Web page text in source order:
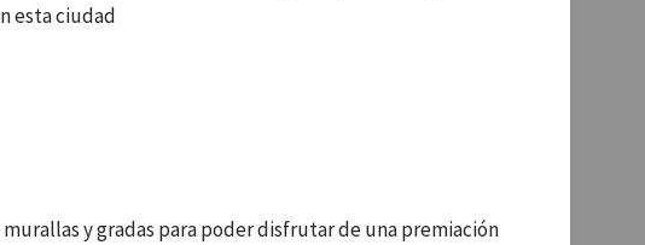
esta ciudad
y gradas para poder disfrutar de una premiación